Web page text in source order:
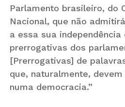
Parlamento brasileiro, do
Nacional, que não
a essa sua
prerrogativas dos
[Prerrogativas] de
que, naturalmente,
numa democracia.”